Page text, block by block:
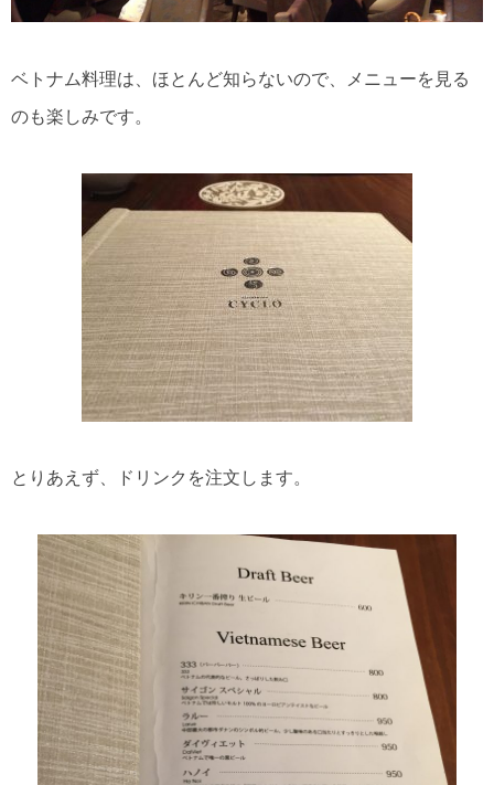
ベトナム料理は、ほとんど知らないので、メニューを見る
のも楽しみです。
とりあえず、ドリンクを注文します。